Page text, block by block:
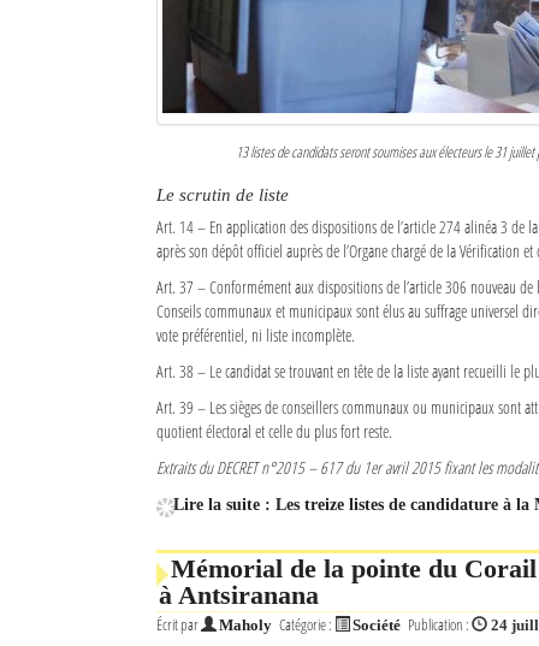
13 listes de candidats seront soumises aux électeurs le 31
Le scrutin de liste
Art. 14 – En application des dispositions de l’article 274 alinéa 3 de
après son dépôt officiel auprès de l’Organe chargé de la Vérification
Art. 37 – Conformément aux dispositions de l’article 306 nouveau
Conseils communaux et municipaux sont élus au suffrage universel
vote préférentiel, ni liste incomplète.
Art. 38 – Le candidat se trouvant en tête de la liste ayant recueilli le
Art. 39 – Les sièges de conseillers communaux ou municipaux sont
quotient électoral et celle du plus fort reste.
Extraits du DECRET n°2015 – 617 du 1er avril 2015 fixant les
Lire la suite : Les treize listes de candidature à
Mémorial de la pointe du
à Antsiranana
Écrit par Maholy Catégorie : Société Publication : 24